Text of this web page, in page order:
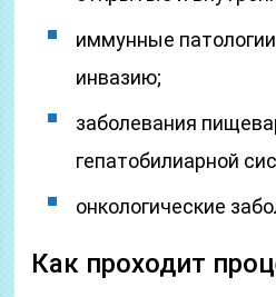
иммунные
инвазию;
заболевания
гепатобилиарной
онкологические
Как проходит